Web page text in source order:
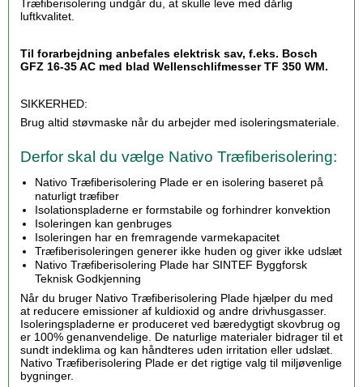
Træfiberisolering undgår du, at skulle leve med dårlig
luftkvalitet.
Til forarbejdning anbefales elektrisk sav, f.eks. Bosch
GFZ 16-35 AC med blad Wellenschlifmesser TF 350 WM.
SIKKERHED:
Brug altid støvmaske når du arbejder med isoleringsmateriale.
Derfor skal du vælge Nativo Træfiberisolering:
Nativo Træfiberisolering Plade er en isolering baseret på
naturligt træfiber
Isolationspladerne er formstabile og forhindrer konvektion
Isoleringen kan genbruges
Isoleringen har en fremragende varmekapacitet
Træfiberisoleringen generer ikke huden og giver ikke udslæt
Nativo Træfiberisolering Plade har SINTEF Byggforsk
Teknisk Godkjenning
Når du bruger Nativo Træfiberisolering Plade hjælper du med
at reducere emissioner af kuldioxid og andre drivhusgasser.
Isoleringspladerne er produceret ved bæredygtigt skovbrug og
er 100% genanvendelige. De naturlige materialer bidrager til et
sundt indeklima og kan håndteres uden irritation eller udslæt.
Nativo Træfiberisolering Plade er det rigtige valg til miljøvenlige
bygninger.